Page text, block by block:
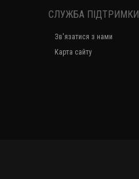
СЛУЖБА ПІДТРИМКИ
Зв'язатися з нами
Карта сайту